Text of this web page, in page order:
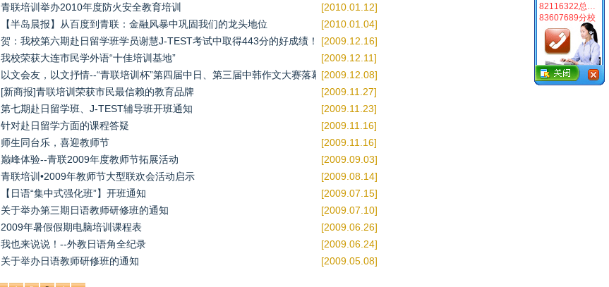
青联培训举办2010年度防火安全教育培训
[2010.01.12]
【半岛晨报】从百度到青联：金融风暴中巩固我们的龙头地位
[2010.01.04]
贺：我校第六期赴日留学班学员谢慧J-TEST考试中取得443分的好成绩！
[2009.12.16]
我校荣获大连市民学外语“十佳培训基地”
[2009.12.11]
以文会友，以文抒情--“青联培训杯”第四届中日、第三届中韩作文大赛落幕 [2009.12.08]
[新商报]青联培训荣获市民最信赖的教育品牌
[2009.11.27]
第七期赴日留学班、J-TEST辅导班开班通知
[2009.11.23]
针对赴日留学方面的课程答疑
[2009.11.16]
师生同台乐，喜迎教师节
[2009.11.16]
巅峰体验--青联2009年度教师节拓展活动
[2009.09.03]
青联培训•2009年教师节大型联欢会活动启示
[2009.08.14]
【日语“集中式强化班”】开班通知
[2009.07.15]
关于举办第三期日语教师研修班的通知
[2009.07.10]
2009年暑假假期电脑培训课程表
[2009.06.26]
我也来说说！--外教日语角全纪录
[2009.06.24]
关于举办日语教师研修班的通知
[2009.05.08]
82116322总校
83607689分校